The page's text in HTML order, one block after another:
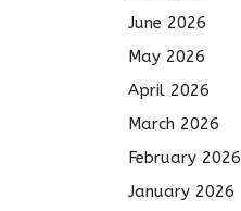
June 2026
May 2026
April 2026
March 2026
February 2026
January 2026